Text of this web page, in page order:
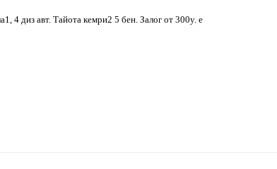
4 диз авт. Тайота кемри2 5 бен. Залог от 300у. е